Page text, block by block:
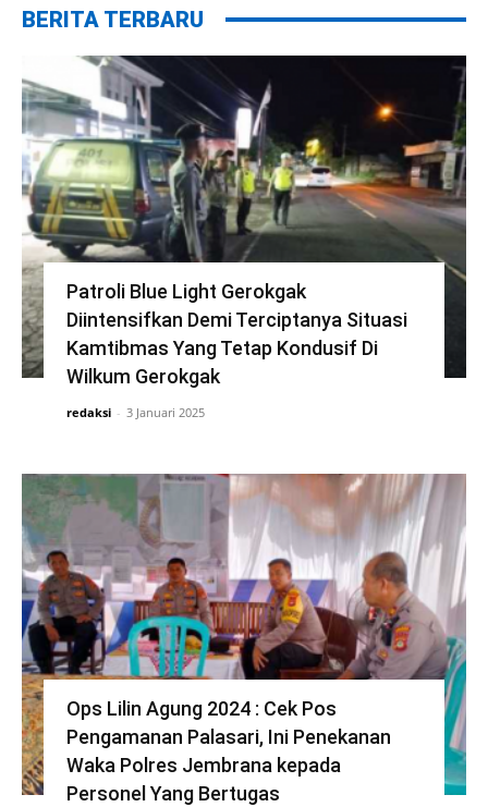
BERITA TERBARU
Patroli Blue Light Gerokgak
Diintensifkan Demi Terciptanya Situasi
Kamtibmas Yang Tetap Kondusif Di
Wilkum Gerokgak
redaksi - 3 Januari 2025
Ops Lilin Agung 2024 : Cek Pos
Pengamanan Palasari, Ini Penekanan
Waka Polres Jembrana kepada
Personel Yang Bertugas